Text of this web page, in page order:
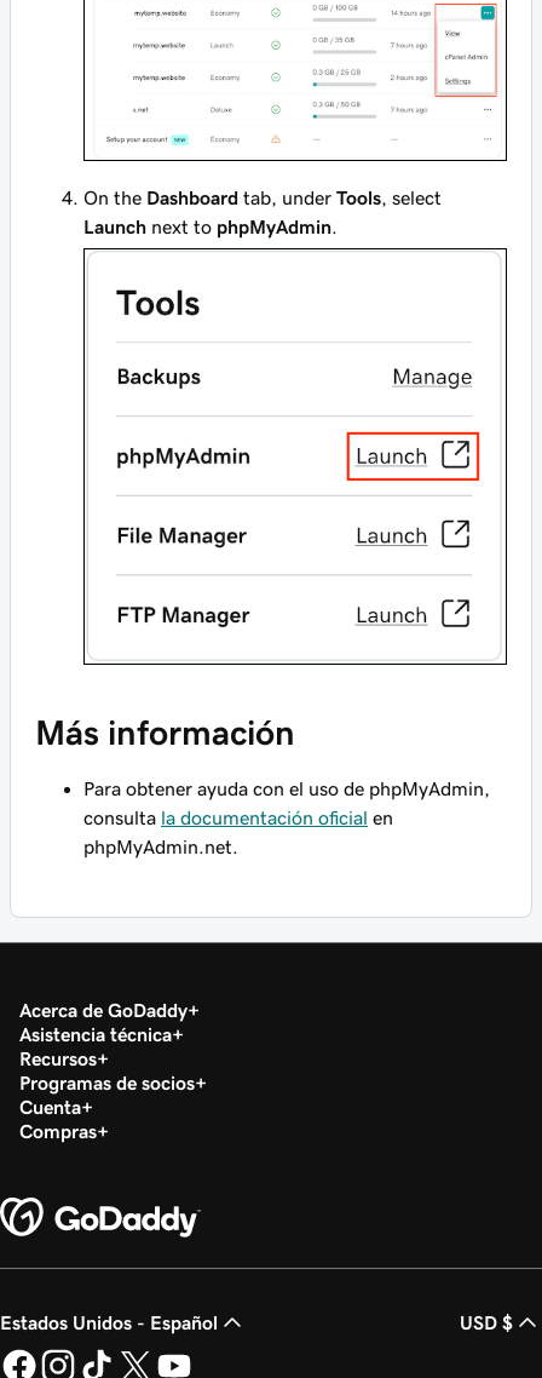
On the Dashboard tab, under Tools , select
Launch next to phpMyAdmin
Más información
Para obtener ayuda con el uso de phpMyAdmin,
consulta la documentación oficial en
phpMyAdmin.net.
Acerca de GoDaddy
Asistencia técnica
Recursos
Programas de socios
Cuenta
Compras
Estados Unidos - Español USD $